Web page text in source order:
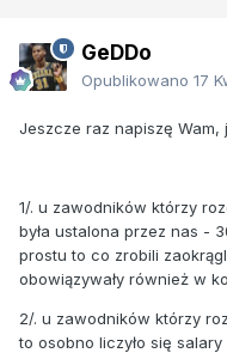
GeDDo
Opublikowano 17
Jeszcze raz napiszę Wam,
1/. u zawodników którzy
była ustalona przez nas -
prostu to co zrobili
obowiązywały również w
2/. u zawodników którzy
to osobno liczyło się